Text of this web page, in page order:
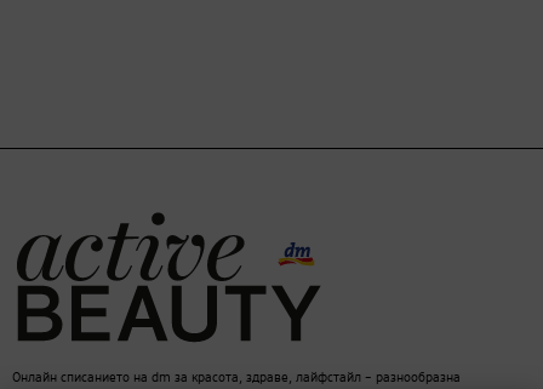
Онлайн списанието на dm за красота, здраве, лайфстайл – разнообразна